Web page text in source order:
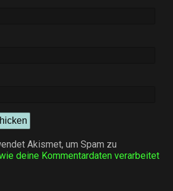
Akismet, um Spam zu
deine Kommentardaten verarbeitet